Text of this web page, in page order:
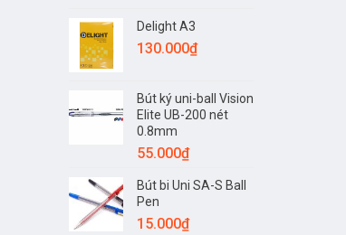
Delight A3
130.000₫
Bút ký uni-ball Vision
Elite UB-200 nét
0.8mm
55.000₫
Bút bi Uni SA-S Ball
Pen
15.000₫